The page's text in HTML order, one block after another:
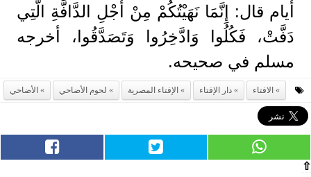
أيام قال: إِنَّمَا نَهَيْتُكُمْ مِنْ أَجْلِ الدَّافَّةِ الَّتِي
دَفَّتْ، فَكُلُوا وَادَّخِرُوا وَتَصَدَّقُوا، أخرجه
مسلم في صحيحه.
الافتاء دار الإفتاء الإفتاء المصرية لحوم الأضاحي الأضاحي
⇧